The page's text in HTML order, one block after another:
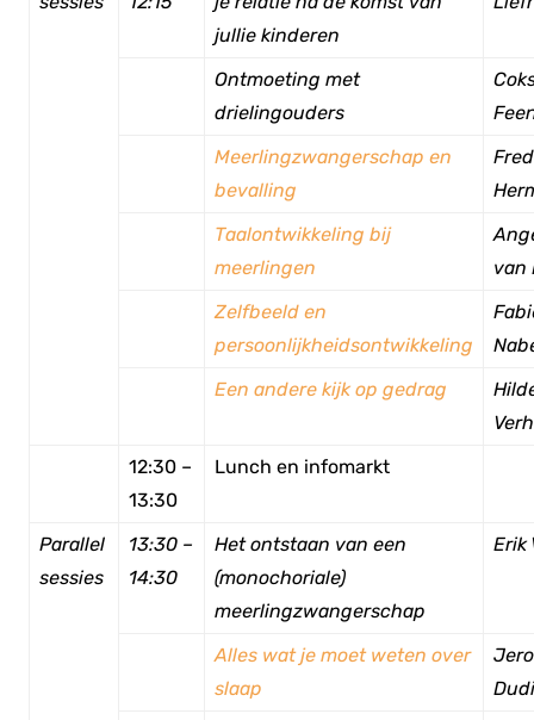
jullie kinderen
Ontmoeting met
drielingouders
Meerlingzwangerschap en
bevalling
Taalontwikkeling bij
meerlingen
van
Zelfbeeld en
persoonlijkheidsontwikkeling
Een andere kijk op gedrag
12:30 –
13:30
Lunch en infomarkt
Parallel
sessies
13:30 –
14:30
Het ontstaan van een
(monochoriale)
meerlingzwangerschap
Erik
Alles wat je moet weten over
slaap